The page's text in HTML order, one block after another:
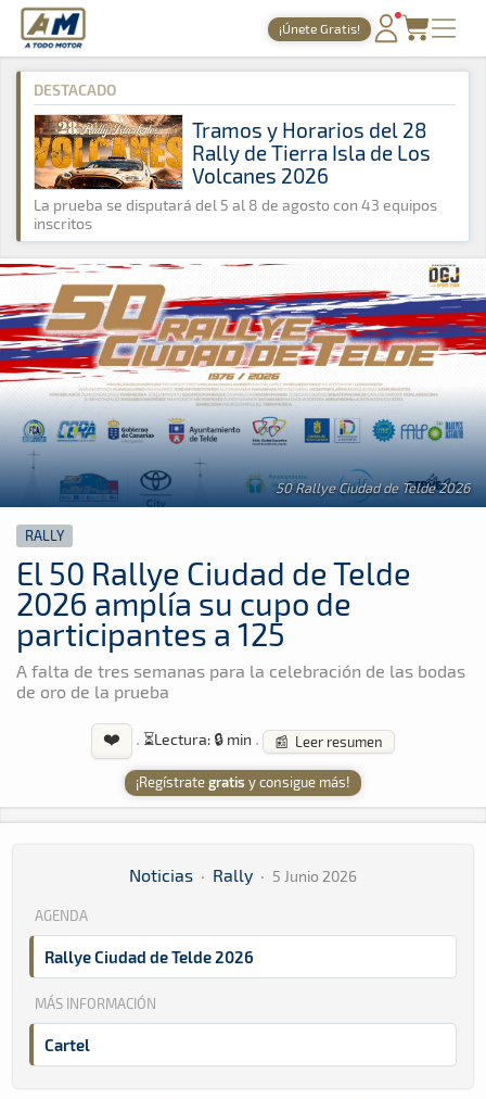
A Todo Motor · Revista del motor desde 1999
¡Únete Gratis!
PORTADA
TIEMPOS ONLINE
NOTICIAS
AGENDA
GALERÍAS
TIENDA
ARCHIVO
A Todo Motor » Noticias » Rally
DESTACADO
Tramos y Horarios del 28
Rally de Tierra Isla de Los
Volcanes 2026
La prueba se disputará del 5 al 8 de agosto con 43 equipos
inscritos
50 Rallye Ciudad de Telde 2026
RALLY
El 50 Rallye Ciudad de Telde
2026 amplía su cupo de
participantes a 125
A falta de tres semanas para la celebración de las bodas
de oro de la prueba
❤️ · ⏳Lectura: 🔒 min · 📰 Leer resumen
¡Regístrategratis y consigue más!
Noticias · Rally · 5 Junio 2026
AGENDA
Rallye Ciudad de Telde 2026
MÁS INFORMACIÓN
Cartel